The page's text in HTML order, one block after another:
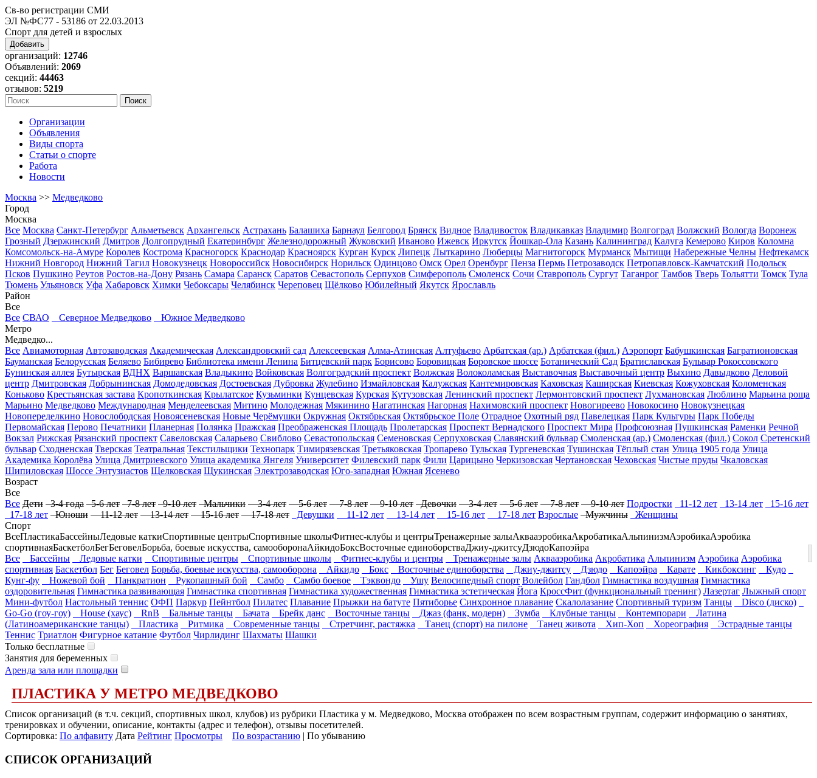
Св-во регистрации СМИ
ЭЛ №ФС77 - 53186 от 22.03.2013
Спорт для детей и взрослых
Добавить
организаций: 12746
Объявлений: 2069
секций: 44463
отзывов: 5219
Организации
Объявления
Виды спорта
Статьи о спорте
Работа
Новости
Москва >> Медведково
Город
Москва
Все Москва Санкт-Петербург Альметьевск Архангельск Астрахань Балашиха Барнаул Белгород Брянск Видное Владивосток Владикавказ Владимир Волгоград Волжский Вологда Воронеж
Грозный Дзержинский Дмитров Долгопрудный Екатеринбург Железнодорожный Жуковский Иваново Ижевск Иркутск Йошкар-Ола Казань Калининград Калуга Кемерово Киров Коломна
Комсомольск-на-Амуре Королев Кострома Красногорск Краснодар Красноярск Курган Курск Липецк Лыткарино Люберцы Магнитогорск Мурманск Мытищи Набережные Челны Нефтекамск
Нижний Новгород Нижний Тагил Новокузнецк Новороссийск Новосибирск Норильск Одинцово Омск Орел Оренбург Пенза Пермь Петрозаводск Петропавловск-Камчатский Подольск
Псков Пушкино Реутов Ростов-на-Дону Рязань Самара Саранск Саратов Севастополь Серпухов Симферополь Смоленск Сочи Ставрополь Сургут Таганрог Тамбов Тверь Тольятти Томск Тула
Тюмень Ульяновск Уфа Хабаровск Химки Чебоксары Челябинск Череповец Щёлково Юбилейный Якутск Ярославль
Район
Все
Все СВАО Северное Медведково
Южное Медведково
Метро
Медведко...
Все Авиамоторная Автозаводская Академическая Александровский сад Алексеевская Алма-Атинская Алтуфьево Арбатская (ар.) Арбатская (фил.) Аэропорт Бабушкинская Багратионовская
Бауманская Белорусская Беляево Бибирево Библиотека имени Ленина Битцевский парк Борисово Боровицкая Боровское шоссе Ботанический Сад Братиславская Бульвар Рокоссовского
Бунинская аллея Бутырская ВДНХ Варшавская Владыкино Войковская Волгоградский проспект Волжская Волоколамская Выставочная Выставочный центр Выхино Давыдково Деловой
центр Дмитровская Добрынинская Домодедовская Достоевская Дубровка Жулебино Измайловская Калужская Кантемировская Каховская Каширская Киевская Кожуховская Коломенская
Коньково Крестьянская застава Кропоткинская Крылатское Кузьминки Кунцевская Курская Кутузовская Ленинский проспект Лермонтовский проспект Лухмановская Люблино Марьина роща
Марьино Медведково Международная Менделеевская Митино Молодежная Мякинино Нагатинская Нагорная Нахимовский проспект Новогиреево Новокосино Новокузнецкая
Новопеределкино Новослободская Новоясеневская Новые Черёмушки Окружная Октябрьская Октябрьское Поле Отрадное Охотный ряд Павелецкая Парк Культуры Парк Победы
Первомайская Перово Печатники Планерная Полянка Пражская Преображенская Площадь Пролетарская Проспект Вернадского Проспект Мира Профсоюзная Пушкинская Раменки Речной
Вокзал Рижская Рязанский проспект Савеловская Саларьево Свиблово Севастопольская Семеновская Серпуховская Славянский бульвар Смоленская (ар.) Смоленская (фил.) Сокол Сретенский
бульвар Сходненская Тверская Театральная Текстильщики Технопарк Тимирязевская Третьяковская Тропарево Тульская Тургеневская Тушинская Тёплый стан Улица 1905 года Улица
Академика Королёва Улица Дмитриевского Улица академика Янгеля Университет Филевский парк Фили Царицыно Черкизовская Чертановская Чеховская Чистые пруды Чкаловская
Шипиловская Шоссе Энтузиастов Щелковская Щукинская Электрозаводская Юго-западная Южная Ясенево
Возраст
Все
Все Дети 3-4 года 5-6 лет 7-8 лет 9-10 лет Мальчики 3-4 лет 5-6 лет 7-8 лет 9-10 лет Девочки 3-4 лет 5-6 лет 7-8 лет 9-10 лет Подростки 11-12 лет 13-14 лет
15-16 лет
17-18 лет Юноши 11-12 лет 13-14 лет 15-16 лет 17-18 лет Девушки 11-12 лет 13-14 лет 15-16 лет 17-18 лет Взрослые Мужчины
Женщины
Спорт
ВсеПластикаБассейныЛедовые каткиСпортивные центрыСпортивные школыФитнес-клубы и центрыТренажерные залыАквааэробикаАкробатикаАльпинизмАэробикаАэробика
спортивнаяБаскетболБегБеговелБорьба, боевые искусства, самооборонаАйкидоБоксВосточные единоборстваДжиу-джитсуДзюдоКапоэйра
Все
Бассейны Ледовые катки Спортивные центры Спортивные школы Фитнес-клубы и центры Тренажерные залы Аквааэробика Акробатика Альпинизм Аэробика Аэробика
спортивная Баскетбол Бег Беговел Борьба, боевые искусства, самооборона Айкидо Бокс Восточные единоборства Джиу-джитсу Дзюдо Капоэйра Карате Кикбоксинг
Кудо
Кунг-фу
Ножевой бой Панкратион Рукопашный бой Самбо Самбо боевое Тэквондо Ушу Велосипедный спорт Волейбол Гандбол Гимнастика воздушная Гимнастика
оздоровительная Гимнастика развивающая Гимнастика спортивная Гимнастика художественная Гимнастика эстетическая Йога КроссФит (функциональный тренинг) Лазертаг Лыжный спорт
Мини-футбол Настольный теннис ОФП Паркур Пейнтбол Пилатес Плавание Прыжки на батуте Пятиборье Синхронное плавание Скалолазание Спортивный туризм Танцы
Disco (диско)
Go-Go (гоу-гоу)
House (хаус) RnB Бальные танцы Бачата Брейк данс Восточные танцы Джаз (фанк, модерн) Зумба Клубные танцы Контемпорари
Латина
(Латиноамериканские танцы)
Пластика Ритмика Современные танцы Стретчинг, растяжка Танец (спорт) на пилоне Танец живота Хип-Хоп Хореография
Эстрадные танцы
Теннис Триатлон Фигурное катание Футбол Чирлидинг Шахматы Шашки
Только бесплатные
Занятия для беременных
Аренда зала или площадки
ПЛАСТИКА У МЕТРО МЕДВЕДКОВО
Список организаций (в т.ч. секций, спортивных школ, клубов) из рубрики Пластика у м. Медведково, Москва отображен по всем возрастным группам, содержит информацию о занятиях,
тренировках и обучении, описание, контакты (адрес и телефон), отзывы посетителей.
Сортировка: По алфавиту Дата Рейтинг Просмотры По возрастанию | По убыванию
СПИСОК ОРГАНИЗАЦИЙ